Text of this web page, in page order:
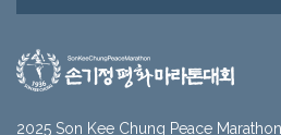
2025 Son Kee Chung Peace Marathon